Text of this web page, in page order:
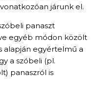
járunk el.
panaszt
egyéb módon közölt
alapján egyértelmű a
a szóbeli (pl.
panaszról is